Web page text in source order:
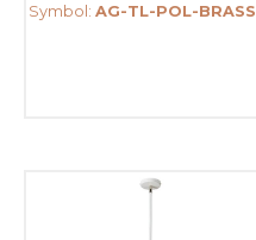
Symbol: AG-TL-POL-BRASS